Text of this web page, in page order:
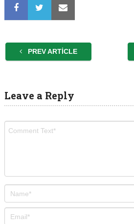
PREV ARTICLE
Leave a Reply